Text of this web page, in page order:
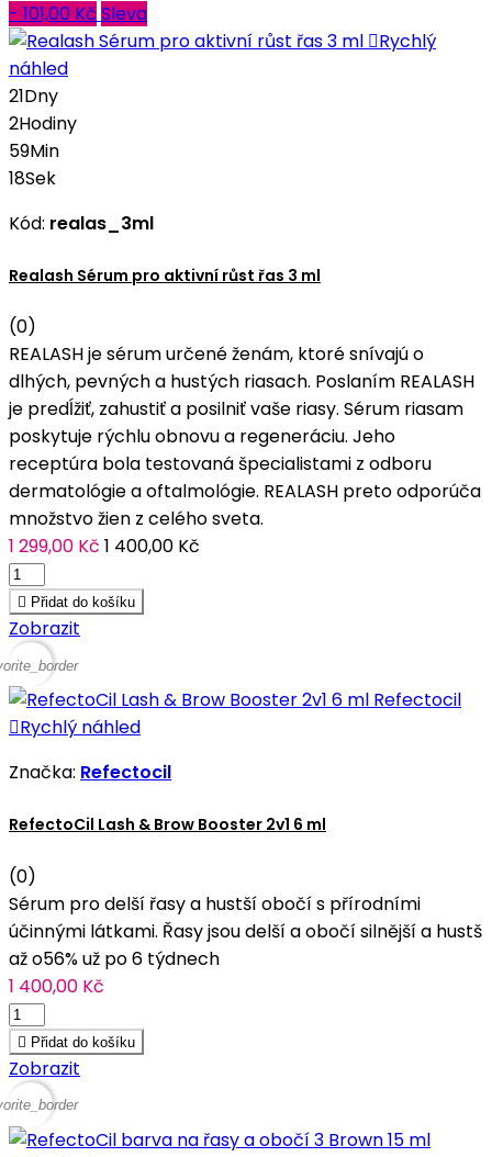
- 101,00 Kč Sleva
Rychlý
náhled
21Dny
2Hodiny
59Min
17Sek
Kód: realas_3ml
Realash Sérum pro aktivní růst řas 3 ml
(0)
REALASH je sérum určené ženám, ktoré snívajú o
dlhých, pevných a hustých riasach. Poslaním REALASH
je predĺžiť, zahustiť a posilniť vaše riasy. Sérum riasam
poskytuje rýchlu obnovu a regeneráciu. Jeho
receptúra bola testovaná špecialistami z odboru
dermatológie a oftalmológie. REALASH preto odporúča
množstvo žien z celého sveta.
1 299,00 Kč 1 400,00 Kč
 Přidat do košíku
Zobrazit
Rychlý náhled
Značka: Refectocil
RefectoCil Lash & Brow Booster 2v1 6 ml
(0)
Sérum pro delší řasy a hustší obočí s přírodními
účinnými látkami. Řasy jsou delší a obočí silnější a hustš
až o56% už po 6 týdnech
1 400,00 Kč
 Přidat do košíku
Zobrazit